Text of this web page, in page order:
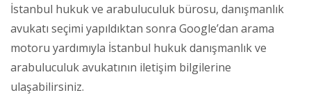
İstanbul hukuk ve arabuluculuk bürosu, danışmanlık
avukatı seçimi yapıldıktan sonra Google’dan arama
motoru yardımıyla İstanbul hukuk danışmanlık ve
arabuluculuk avukatının iletişim bilgilerine
ulaşabilirsiniz.